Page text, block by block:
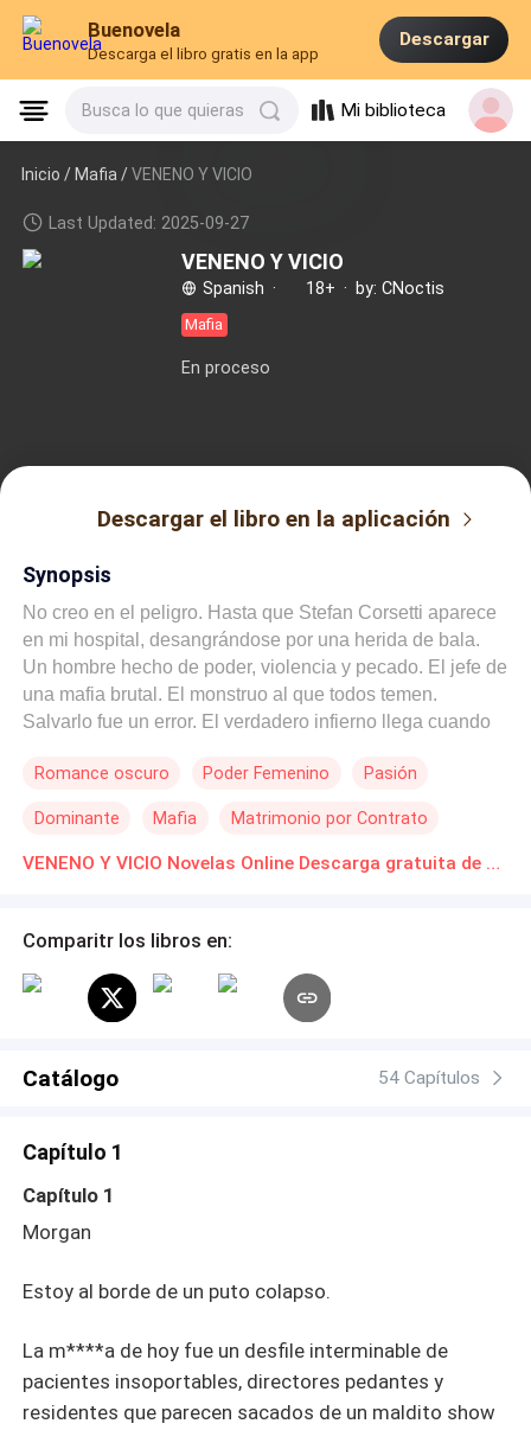
Buenovela
Descarga el libro gratis en la app
Descargar
Busca lo que quieras Mi biblioteca
Inicio /Mafia /VENENO Y VICIO
Last Updated: 2025-09-27
VENENO Y VICIO
Spanish · 18+ · by: CNoctis
Mafia
En proceso
Descargar el libro en la aplicación
Synopsis
No creo en el peligro. Hasta que Stefan Corsetti aparece
en mi hospital, desangrándose por una herida de bala.
Un hombre hecho de poder, violencia y pecado. El jefe de
una mafia brutal. El monstruo al que todos temen.
Salvarlo fue un error. El verdadero infierno llega cuando
una alianza mortal. Ahora soy suya. Un matrimonio
quiere a su lado. En su cama. En su mundo. Y no acepta
un no como respuesta. Creía que podía resistirme. Pero
desear
Romance oscuro Poder Femenino Pasión
Dominante Mafia Matrimonio por Contrato
VENENO Y VICIO Novelas Online Descarga gratuita de PDF
Comparitr los libros en:
Catálogo 54 Capítulos
Capítulo 1
Capítulo 1
Morgan
Estoy al borde de un puto colapso.
La m****a de hoy fue un desfile interminable de
pacientes insoportables, directores pedantes y
residentes que parecen sacados de un maldito show